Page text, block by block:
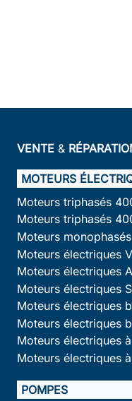
VENTE &
MOTEURS
Moteurs triphasés
Moteurs triphasés
Moteurs
Moteurs électriques
Moteurs électriques
Moteurs électriques
Moteurs électriques
Moteurs électriques
Moteurs électriques
Moteurs électriques
POMPES